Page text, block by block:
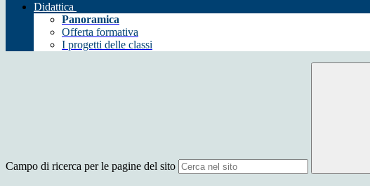
Didattica
Panoramica
Offerta formativa
I progetti delle classi
Campo di ricerca per le pagine del sito